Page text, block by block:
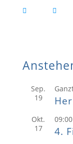
Sep.
19
Okt.
17
09:00
4.